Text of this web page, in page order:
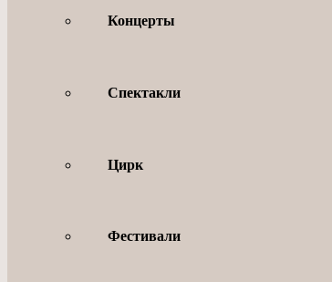
Концерты
Спектакли
Цирк
Фестивали